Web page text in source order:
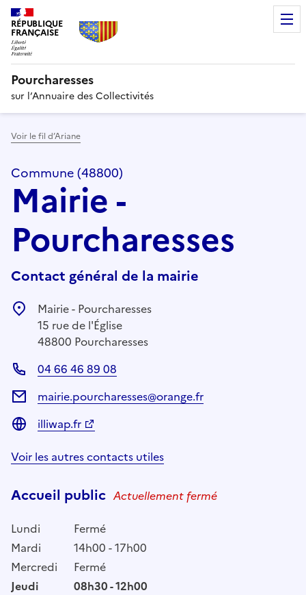
RÉPUBLIQUE
FRANÇAISE
Pourcharesses
sur l’Annuaire des Collectivités
Voir le fil d’Ariane
Commune (48800)
Mairie -
Pourcharesses
Contact général de la mairie
Mairie - Pourcharesses
15 rue de l'Église
48800 Pourcharesses
04 66 46 89 08
mairie.pourcharesses@orange.fr
illiwap.fr
Voir les autres contacts utiles
Accueil public Actuellement fermé
Lundi
Fermé
Mardi
14h00 - 17h00
Mercredi
Fermé
Jeudi
08h30 - 12h00